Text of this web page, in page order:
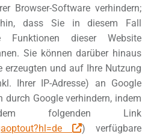
Browser-Software verhindern;
dass Sie in diesem Fall
Funktionen dieser Website
Sie können darüber hinaus
erzeugten und auf Ihre Nutzung
Ihrer IP-Adresse) an Google
durch Google verhindern, indem
folgenden Link
) verfügbare